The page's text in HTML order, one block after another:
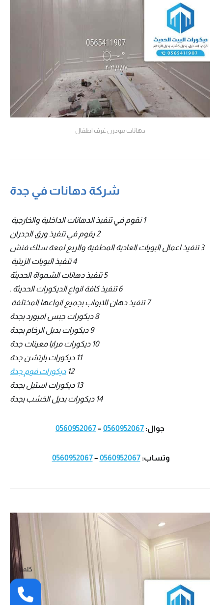
دهانات مودرن غرف اطفال
شركة دهانات في جدة
1 نقوم في تنفيذ الدهانات الداخلية والخارجية‎ ‎
2 يقوم في تنفيذ ورق الجدران
3 تنفيذ اعمال البويات العادية المطفية والربع لمعة سلك فنش
4 تنفيذ البويات الزيتية‎ ‎
5 تنفيذ دهانات الشمواة الحديثة
6 تنفيذ كافة انواع الديكورات الحديثة .
7 تنفيذ دهان الابواب بجميع انواعها المختلفة ‎
8 ديكورات جبس امبورد بجدة
9 ديكورات بديل الرخام بجدة
10 ديكورات مرايا معينات جدة
11 ديكورات بارتشن جدة
12 ديكورات فوم جدة
13 ديكورات استيل بجدة
14 ديكورات بديل الخشب بجدة
جوال: 0560952067
–
0560952067
وتساب:0560952067
–
0560952067
كلمنا